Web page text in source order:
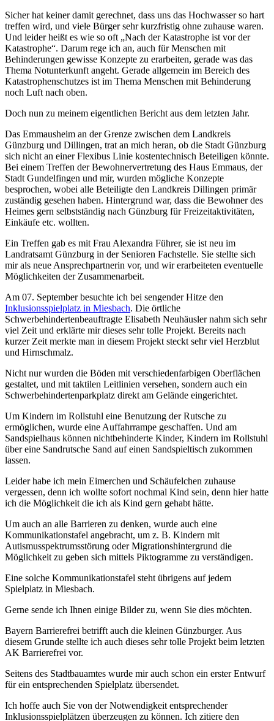
Sicher hat keiner damit gerechnet, dass uns das Hochwasser so hart
treffen wird, und viele Bürger sehr kurzfristig ohne zuhause waren.
Und leider heißt es wie so oft „Nach der Katastrophe ist vor der
Katastrophe“. Darum rege ich an, auch für Menschen mit
Behinderungen gewisse Konzepte zu erarbeiten, gerade was das
Thema Notunterkunft angeht. Gerade allgemein im Bereich des
Katastrophenschutzes ist im Thema Menschen mit Behinderung
noch Luft nach oben.
Doch nun zu meinem eigentlichen Bericht aus dem letzten Jahr.
Das Emmausheim an der Grenze zwischen dem Landkreis
Günzburg und Dillingen, trat an mich heran, ob die Stadt Günzburg
sich nicht an einer Flexibus Linie kostentechnisch Beteiligen könnte.
Bei einem Treffen der Bewohnervertretung des Haus Emmaus, der
Stadt Gundelfingen und mir, wurden mögliche Konzepte
besprochen, wobei alle Beteiligte den Landkreis Dillingen primär
zuständig gesehen haben. Hintergrund war, dass die Bewohner des
Heimes gern selbstständig nach Günzburg für Freizeitaktivitäten,
Einkäufe etc. wollten.
Ein Treffen gab es mit Frau Alexandra Führer, sie ist neu im
Landratsamt Günzburg in der Senioren Fachstelle. Sie stellte sich
mir als neue Ansprechpartnerin vor, und wir erarbeiteten eventuelle
Möglichkeiten der Zusammenarbeit.
Am 07. September besuchte ich bei sengender Hitze den
Inklusionsspielplatz in Miesbach. Die örtliche
Schwerbehindertenbeauftragte Elisabeth Neuhäusler nahm sich sehr
viel Zeit und erklärte mir dieses sehr tolle Projekt. Bereits nach
kurzer Zeit merkte man in diesem Projekt steckt sehr viel Herzblut
und Hirnschmalz.
Nicht nur wurden die Böden mit verschiedenfarbigen Oberflächen
gestaltet, und mit taktilen Leitlinien versehen, sondern auch ein
Schwerbehindertenparkplatz direkt am Gelände eingerichtet.
Um Kindern im Rollstuhl eine Benutzung der Rutsche zu
ermöglichen, wurde eine Auffahrrampe geschaffen. Und am
Sandspielhaus können nichtbehinderte Kinder, Kindern im Rollstuhl
über eine Sandrutsche Sand auf einen Sandspieltisch zukommen
lassen.
Leider habe ich mein Eimerchen und Schäufelchen zuhause
vergessen, denn ich wollte sofort nochmal Kind sein, denn hier hatte
ich die Möglichkeit die ich als Kind gern gehabt hätte.
Um auch an alle Barrieren zu denken, wurde auch eine
Kommunikationstafel angebracht, um z. B. Kindern mit
Autismusspektrumsstörung oder Migrationshintergrund die
Möglichkeit zu geben sich mittels Piktogramme zu verständigen.
Eine solche Kommunikationstafel steht übrigens auf jedem
Spielplatz in Miesbach.
Gerne sende ich Ihnen einige Bilder zu, wenn Sie dies möchten.
Bayern Barrierefrei betrifft auch die kleinen Günzburger. Aus
diesem Grunde stellte ich auch dieses sehr tolle Projekt beim letzten
AK Barrierefrei vor.
Seitens des Stadtbauamtes wurde mir auch schon ein erster Entwurf
für ein entsprechenden Spielplatz übersendet.
Ich hoffe auch Sie von der Notwendigkeit entsprechender
Inklusionsspielplätzen überzeugen zu können. Ich zitiere den